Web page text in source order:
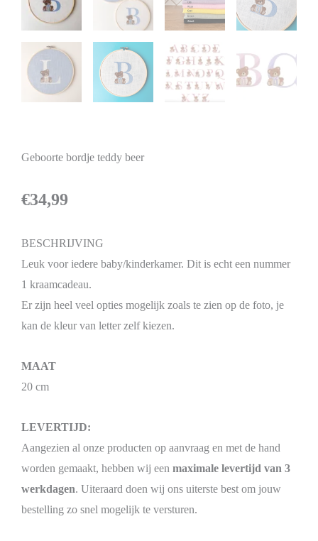
Geboorte bordje teddy beer
€34,99
BESCHRIJVING
Leuk voor iedere baby/kinderkamer. Dit is echt een nummer
1 kraamcadeau.
Er zijn heel veel opties mogelijk zoals te zien op de foto, je
kan de kleur van letter zelf kiezen.
MAAT
20 cm
LEVERTIJD:
Aangezien al onze producten op aanvraag en met de hand
worden gemaakt, hebben wij een maximale levertijd van 3
werkdagen. Uiteraard doen wij ons uiterste best om jouw
bestelling zo snel mogelijk te versturen.